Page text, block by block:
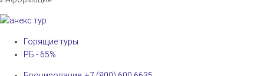
Горящие туры
РБ - 65%